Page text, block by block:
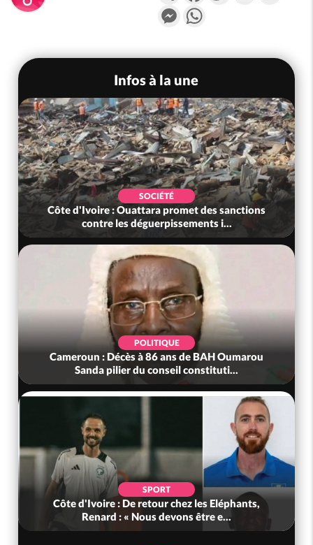
Messenger
Infos à la une
SOCIÉTÉ
Côte d'Ivoire : Ouattara promet des sanctions
contre les déguerpissements i...
POLITIQUE
Cameroun : Décès à 86 ans de BAH Oumarou
Sanda pilier du conseil constituti...
SPORT
Côte d'Ivoire : De retour chez les Eléphants,
Renard : « Nous devons être e...